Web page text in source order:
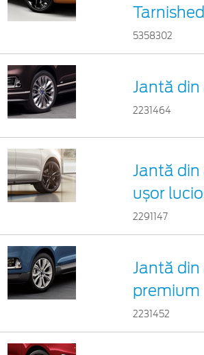
5358302
Jantă din
2231464
Jantă din
ușor
2291147
Jantă din
premium
2231452